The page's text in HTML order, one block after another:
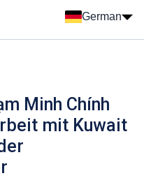
German
Minh Chính
mit Kuwait